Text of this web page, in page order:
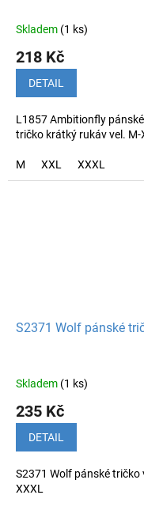
Skladem (1 ks)
218 Kč
DETAIL
L1857 Ambitionfly pánské
tričko krátký rukáv vel. M-
M XXL XXXL
S2371 Wolf pánské
Skladem (1 ks)
235 Kč
DETAIL
S2371 Wolf pánské tričko
XXXL